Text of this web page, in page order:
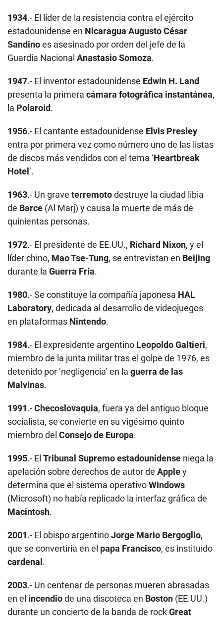
1934.- El líder de la resistencia contra el ejército
estadounidense en Nicaragua Augusto César
Sandinoes asesinado por orden del jefe de la
Guardia Nacional Anastasio Somoza.
1947.- El inventor estadounidense Edwin H. Land
presenta la primera cámara fotográfica instantánea,
la Polaroid.
1956.- El cantante estadounidense Elvis Presley
entra por primera vez como número uno de las listas
de discos más vendidos con el tema ‘Heartbreak
Hotel ’.
1963.- Un grave terremotodestruye la ciudad libia
de Barce (Al Marj) y causa la muerte de más de
quinientas personas.
1972.- El presidente de EE.UU., Richard Nixon, y el
líder chino, Mao Tse-Tung, se entrevistan en Beijing
durante la Guerra Fría.
1980.- Se constituye la compañía japonesa HAL
Laboratory, dedicada al desarrollo de videojuegos
en plataformas Nintendo.
1984.- El expresidente argentino Leopoldo Galtieri,
miembro de la junta militar tras el golpe de 1976, es
detenido por ‘negligencia’ en la guerra de las
Malvinas.
1991.-Checoslovaquia, fuera ya del antiguo bloque
socialista, se convierte en su vigésimo quinto
miembro del Consejo de Europa.
1995.- El Tribunal Supremo estadounidense niega la
apelación sobre derechos de autor de Appley
determina que el sistema operativoWindows
(Microsoft) no había replicado la interfaz gráfica de
Macintosh.
2001.- El obispo argentinoJorge Mario Bergoglio,
que se convertiría en el papa Francisco, es instituido
cardenal .
2003.- Un centenar de personas mueren abrasadas
en el incendiode una discoteca en Boston (EE.UU.)
durante un concierto de la banda de rockGreat